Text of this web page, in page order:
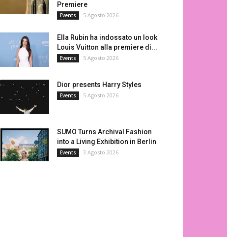
Premiere
Events 5 Agosto 2026
Ella Rubin ha indossato un look
Louis Vuitton alla premiere di...
Events 5 Agosto 2026
Dior presents Harry Styles
Events 5 Agosto 2026
SUMO Turns Archival Fashion
into a Living Exhibition in Berlin
Events 3 Agosto 2026